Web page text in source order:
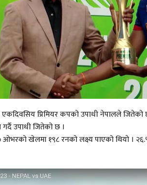
एकदिवसिय प्रिमियर कपको उपाधी नेपालले
उपाधी जितेको छ ।
ओभरको खेलमा १९८ रनको लक्ष्य पाएको थियो ।